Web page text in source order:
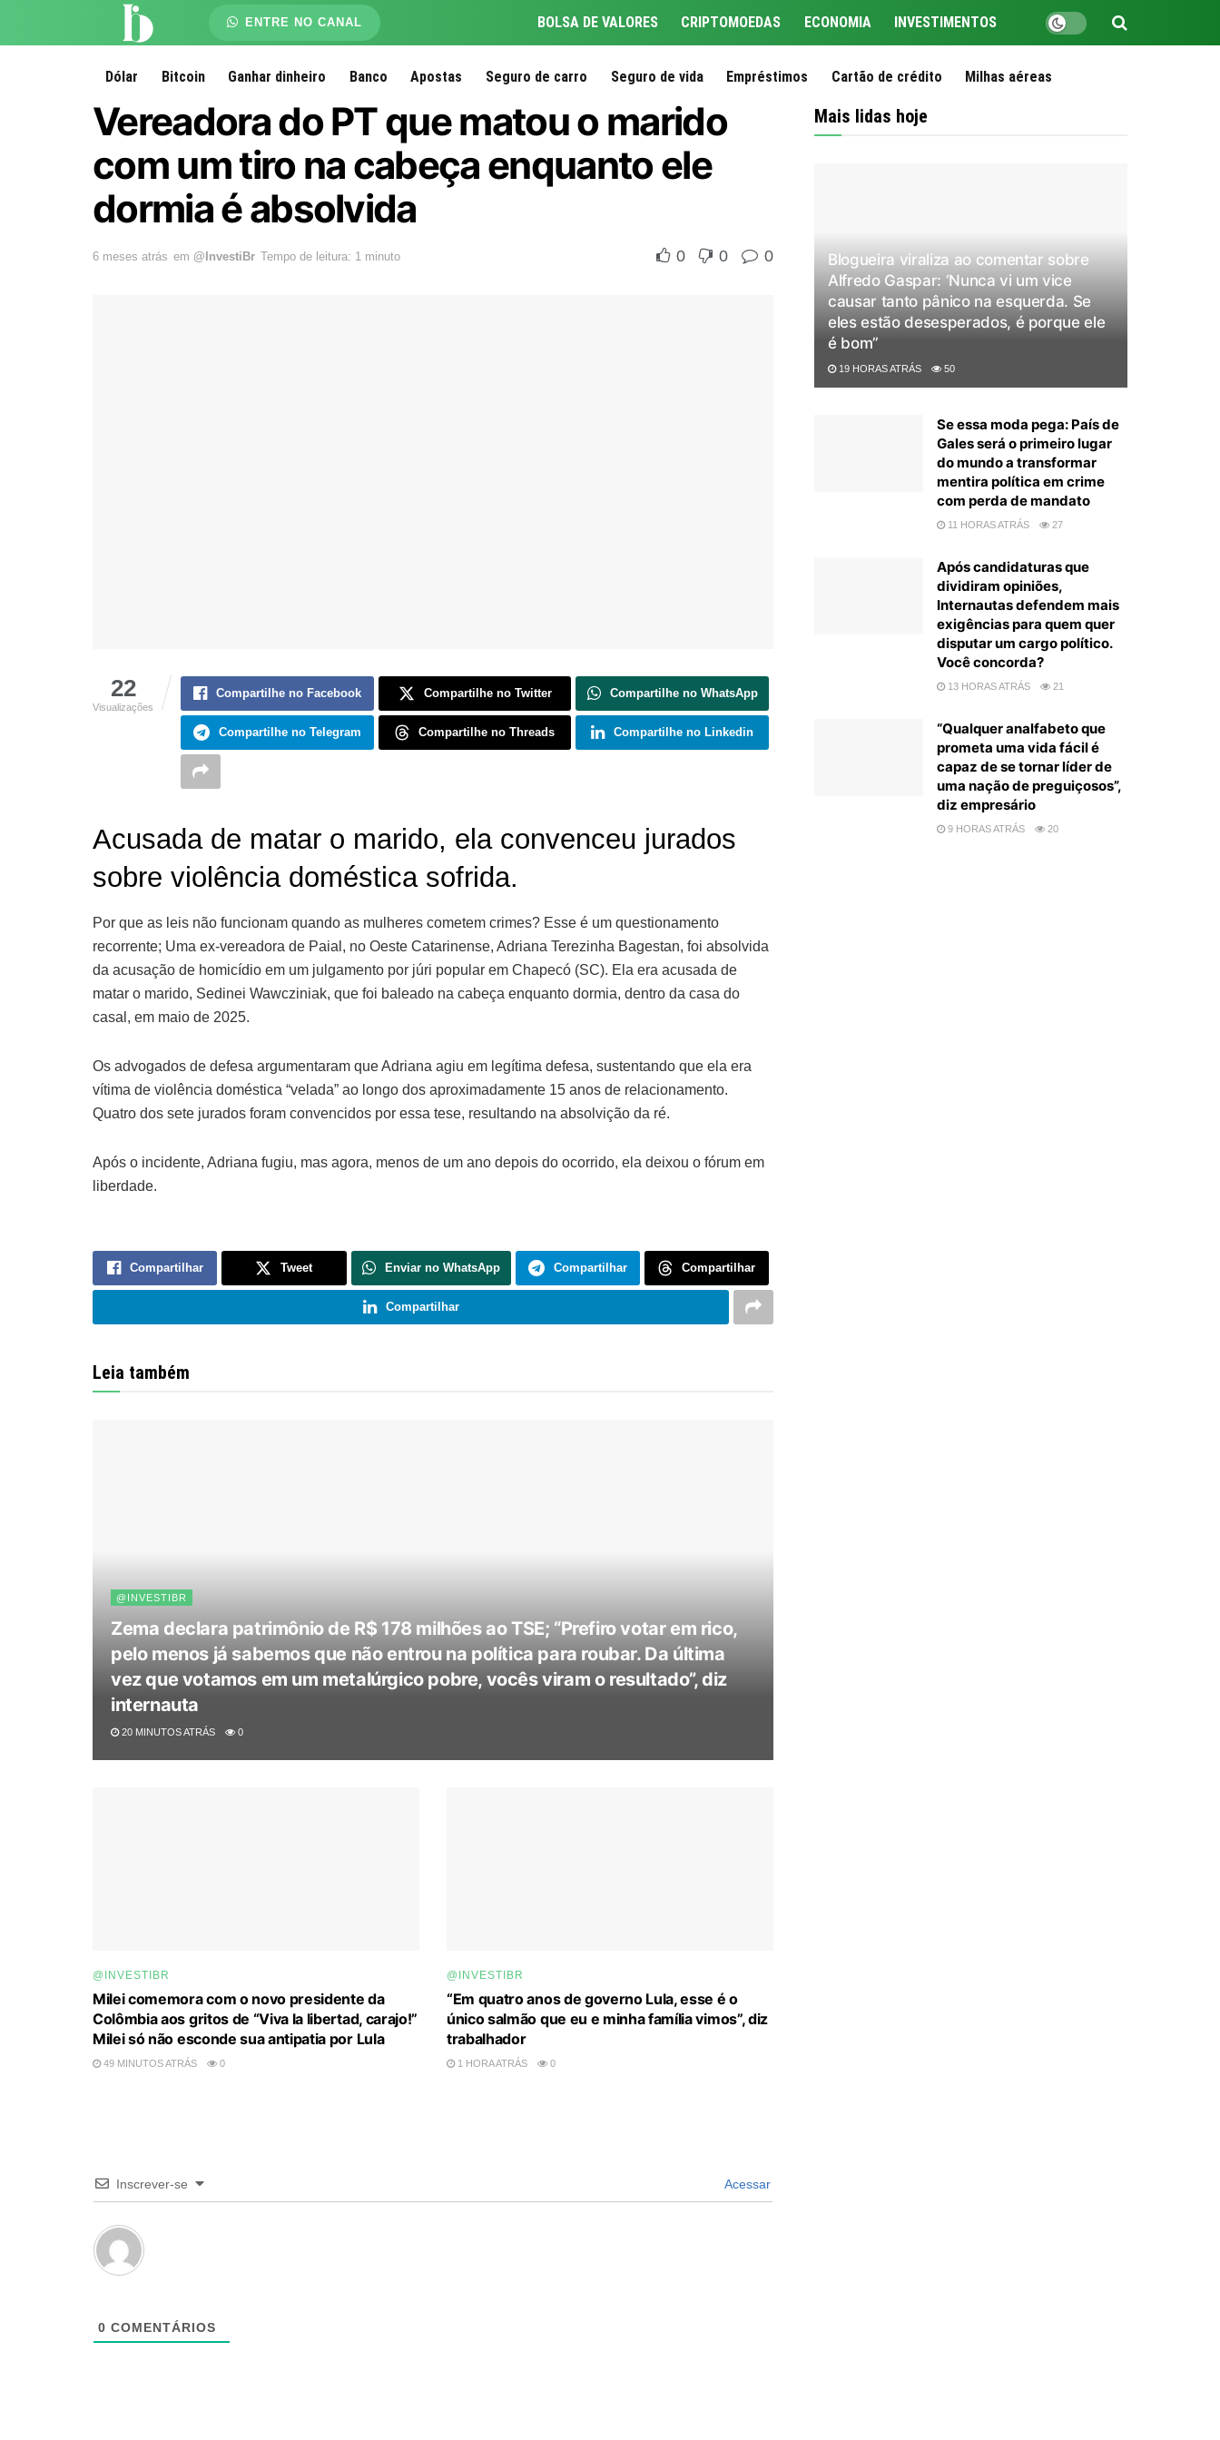
ENTRE NO CANAL BOLSA DE VALORES CRIPTOMOEDAS ECONOMIA INVESTIMENTOS
Dólar Bitcoin Ganhar dinheiro Banco Apostas Seguro de carro Seguro de vida Empréstimos Cartão de crédito Milhas aéreas
Vereadora do PT que matou o marido
com um tiro na cabeça enquanto ele
dormia é absolvida
6 meses atrás em @InvestiBr Tempo de leitura: 1 minuto 0 0 0
22
Visualizações
Compartilhe no Facebook Compartilhe no Twitter Compartilhe no WhatsApp
Compartilhe no Telegram Compartilhe no Threads Compartilhe no Linkedin
Acusada de matar o marido, ela convenceu jurados
sobre violência doméstica sofrida.
Por que as leis não funcionam quando as mulheres cometem crimes? Esse é um questionamento
recorrente; Uma ex-vereadora de Paial, no Oeste Catarinense, Adriana Terezinha Bagestan, foi absolvida
da acusação de homicídio em um julgamento por júri popular em Chapecó (SC). Ela era acusada de
matar o marido, Sedinei Wawcziniak, que foi baleado na cabeça enquanto dormia, dentro da casa do
casal, em maio de 2025.
Os advogados de defesa argumentaram que Adriana agiu em legítima defesa, sustentando que ela era
vítima de violência doméstica “velada” ao longo dos aproximadamente 15 anos de relacionamento.
Quatro dos sete jurados foram convencidos por essa tese, resultando na absolvição da ré.
Após o incidente, Adriana fugiu, mas agora, menos de um ano depois do ocorrido, ela deixou o fórum em
liberdade.
Compartilhar Tweet Enviar no WhatsApp Compartilhar Compartilhar
Compartilhar
Leia também
@INVESTIBR
Zema declara patrimônio de R$ 178 milhões ao TSE; “Prefiro votar em rico,
pelo menos já sabemos que não entrou na política para roubar. Da última
vez que votamos em um metalúrgico pobre, vocês viram o resultado”, diz
internauta
20 MINUTOS ATRÁS 0
@INVESTIBR
Milei comemora com o novo presidente da
Colômbia aos gritos de “Viva la libertad, carajo!”
Milei só não esconde sua antipatia por Lula
49 MINUTOS ATRÁS 0
@INVESTIBR
“Em quatro anos de governo Lula, esse é o
único salmão que eu e minha família vimos”, diz
trabalhador
1 HORA ATRÁS 0
Inscrever-se Acessar
0 COMENTÁRIOS
Mais lidas hoje
Blogueira viraliza ao comentar sobre
Alfredo Gaspar: ‘Nunca vi um vice
causar tanto pânico na esquerda. Se
eles estão desesperados, é porque ele
é bom”
19 HORAS ATRÁS 50
Se essa moda pega: País de
Gales será o primeiro lugar
do mundo a transformar
mentira política em crime
com perda de mandato
11 HORAS ATRÁS 27
Após candidaturas que
dividiram opiniões,
Internautas defendem mais
exigências para quem quer
disputar um cargo político.
Você concorda?
13 HORAS ATRÁS 21
“Qualquer analfabeto que
prometa uma vida fácil é
capaz de se tornar líder de
uma nação de preguiçosos”,
diz empresário
9 HORAS ATRÁS 20